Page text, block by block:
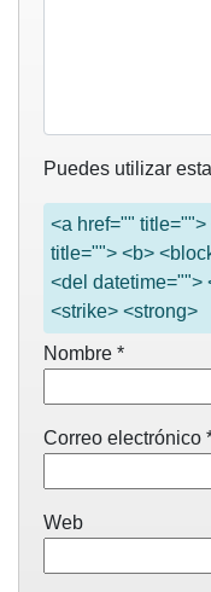
Puedes utilizar
<a href=""
title=""> <b>
<del datetime="">
<strike> <strong>
Nombre *
Correo electrónico
Web